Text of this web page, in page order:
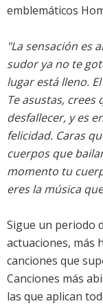
emblemáticos
"La sensación es
sudor ya no te
lugar está lleno.
Te asustas,
desfallecer, y es
felicidad. Caras
cuerpos que
momento tu
eres la música
Sigue un periodo
actuaciones, más
canciones que
Canciones más
las que aplican